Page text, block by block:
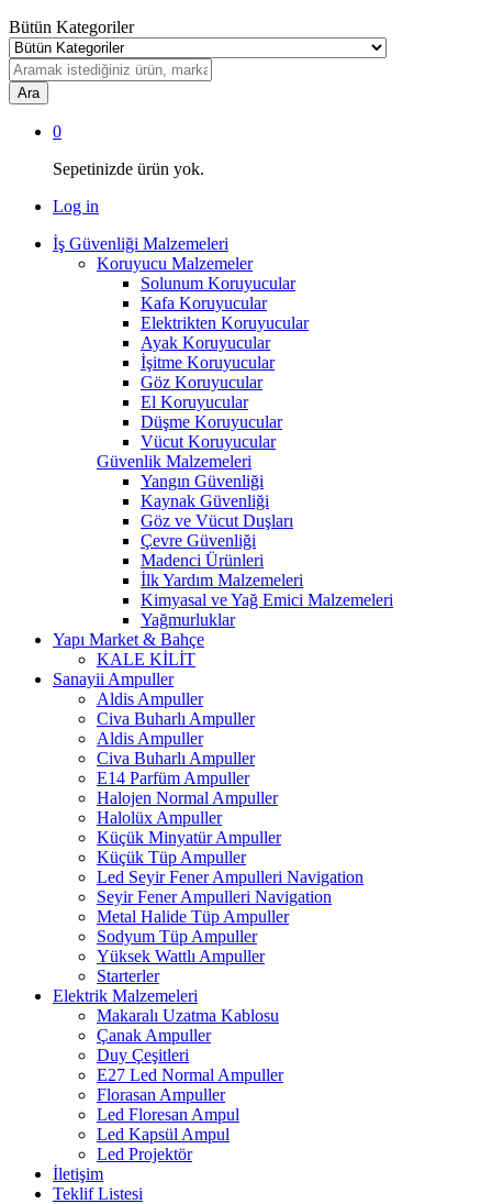
Bütün Kategoriler
Ara
0
Sepetinizde ürün yok.
Log in
İş Güvenliği Malzemeleri
Koruyucu Malzemeler
Solunum Koruyucular
Kafa Koruyucular
Elektrikten Koruyucular
Ayak Koruyucular
İşitme Koruyucular
Göz Koruyucular
El Koruyucular
Düşme Koruyucular
Vücut Koruyucular
Güvenlik Malzemeleri
Yangın Güvenliği
Kaynak Güvenliği
Göz ve Vücut Duşları
Çevre Güvenliği
Madenci Ürünleri
İlk Yardım Malzemeleri
Kimyasal ve Yağ Emici Malzemeleri
Yağmurluklar
Yapı Market & Bahçe
KALE KİLİT
Sanayii Ampuller
Aldis Ampuller
Civa Buharlı Ampuller
Aldis Ampuller
Civa Buharlı Ampuller
E14 Parfüm Ampuller
Halojen Normal Ampuller
Halolüx Ampuller
Küçük Minyatür Ampuller
Küçük Tüp Ampuller
Led Seyir Fener Ampulleri Navigation
Seyir Fener Ampulleri Navigation
Metal Halide Tüp Ampuller
Sodyum Tüp Ampuller
Yüksek Wattlı Ampuller
Starterler
Elektrik Malzemeleri
Makaralı Uzatma Kablosu
Çanak Ampuller
Duy Çeşitleri
E27 Led Normal Ampuller
Florasan Ampuller
Led Floresan Ampul
Led Kapsül Ampul
Led Projektör
İletişim
Teklif Listesi